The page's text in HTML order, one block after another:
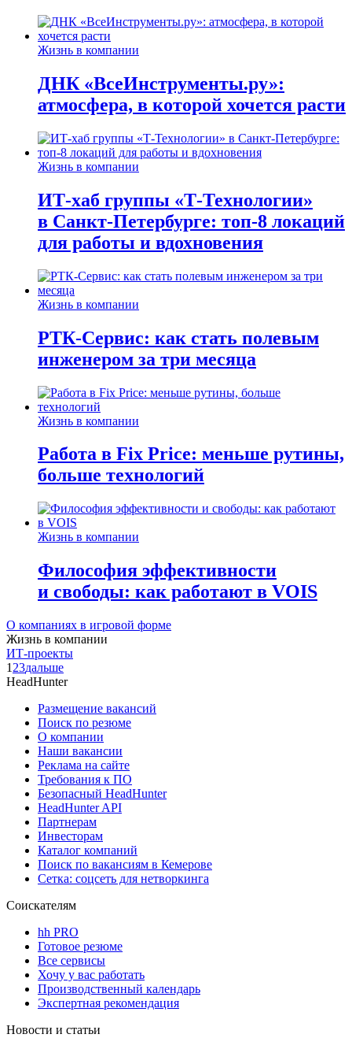
Жизнь в компании
ДНК «ВсеИнструменты.ру»:
атмосфера, в которой хочется расти
Жизнь в компании
ИТ-хаб группы «Т-Технологии»
в Санкт-Петербурге: топ-8 локаций
для работы и вдохновения
Жизнь в компании
РТК-Сервис: как стать полевым
инженером за три месяца
Жизнь в компании
Работа в Fix Price: меньше рутины,
больше технологий
Жизнь в компании
Философия эффективности
и свободы: как работают в VOIS
О компаниях в игровой форме
Жизнь в компании
ИТ-проекты
1 23дальше
HeadHunter
Размещение вакансий
Поиск по резюме
О компании
Наши вакансии
Реклама на сайте
Требования к ПО
Безопасный HeadHunter
HeadHunter API
Партнерам
Инвесторам
Каталог компаний
Поиск по вакансиям в Кемерове
Сетка: соцсеть для нетворкинга
Соискателям
hh PRO
Готовое резюме
Все сервисы
Хочу у вас работать
Производственный календарь
Экспертная рекомендация
Новости и статьи